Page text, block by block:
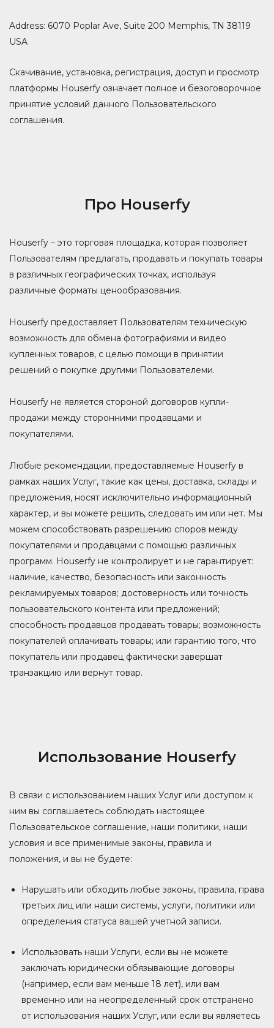
Address: 6070 Poplar Ave, Suite 200 Memphis, TN 38119
USA
Скачивание, установка, регистрация, доступ и просмотр
платформы Houserfy означает полное и безоговорочное
принятие условий данного Пользовательского
соглашения.
Про Houserfy
Houserfy – это торговая площадка, которая позволяет
Пользователям предлагать, продавать и покупать товары
в различных географических точках, используя
различные форматы ценообразования.
Houserfy предоставляет Пользователям техническую
возможность для обмена фотографиями и видео
купленных товаров, с целью помощи в принятии
решений о покупке другими Пользователеми.
Houserfy не является стороной договоров купли-
продажи между сторонними продавцами и
покупателями.
Любые рекомендации, предоставляемые Houserfy в
рамках наших Услуг, такие как цены, доставка, склады и
предложения, носят исключительно информационный
характер, и вы можете решить, следовать им или нет. Мы
можем способствовать разрешению споров между
покупателями и продавцами с помощью различных
программ. Houserfy не контролирует и не гарантирует:
наличие, качество, безопасность или законность
рекламируемых товаров; достоверность или точность
пользовательского контента или предложений;
способность продавцов продавать товары; возможность
покупателей оплачивать товары; или гарантию того, что
покупатель или продавец фактически завершат
транзакцию или вернут товар.
Использование Houserfy
В связи с использованием наших Услуг или доступом к
ним вы соглашаетесь соблюдать настоящее
Пользовательское соглашение, наши политики, наши
условия и все применимые законы, правила и
положения, и вы не будете:
Нарушать или обходить любые законы, правила, права
третьих лиц или наши системы, услуги, политики или
определения статуса вашей учетной записи.
Использовать наши Услуги, если вы не можете
заключать юридически обязывающие договоры
(например, если вам меньше 18 лет), или вам
временно или на неопределенный срок отстранено
от использования наших Услуг, или если вы являетесь